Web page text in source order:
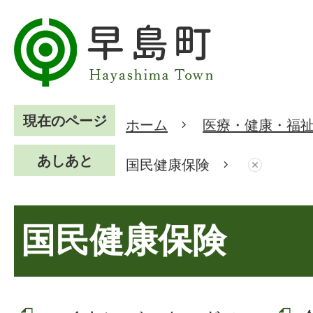
現在のページ ホーム 医療・健康・福
あしあと 国民健康保険
国民健康保険